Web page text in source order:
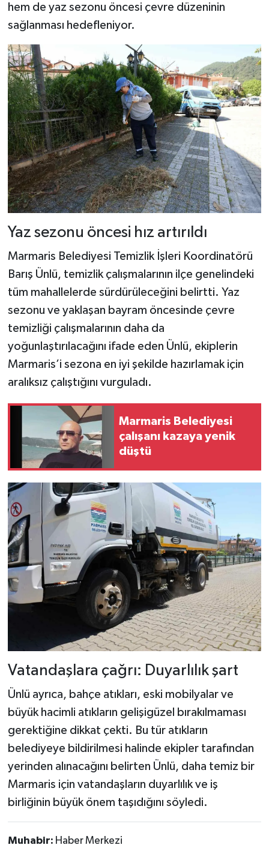
hem de yaz sezonu öncesi çevre düzeninin
sağlanması hedefleniyor.
Yaz sezonu öncesi hız artırıldı
Marmaris Belediyesi Temizlik İşleri Koordinatörü
Barış Ünlü, temizlik çalışmalarının ilçe genelindeki
tüm mahallelerde sürdürüleceğini belirtti. Yaz
sezonu ve yaklaşan bayram öncesinde çevre
temizliği çalışmalarının daha da
yoğunlaştırılacağını ifade eden Ünlü, ekiplerin
Marmaris’i sezona en iyi şekilde hazırlamak için
aralıksız çalıştığını vurguladı.
Marmaris Belediyesi
çalışanı kazaya yenik
düştü
Vatandaşlara çağrı: Duyarlılık şart
Ünlü ayrıca, bahçe atıkları, eski mobilyalar ve
büyük hacimli atıkların gelişigüzel bırakılmaması
gerektiğine dikkat çekti. Bu tür atıkların
belediyeye bildirilmesi halinde ekipler tarafından
yerinden alınacağını belirten Ünlü, daha temiz bir
Marmaris için vatandaşların duyarlılık ve iş
birliğinin büyük önem taşıdığını söyledi.
Muhabir: Haber Merkezi